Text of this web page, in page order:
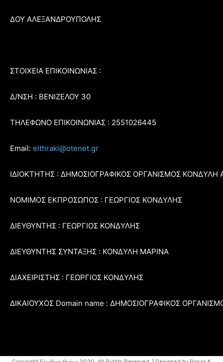
ΔΟΥ ΑΛΕΞΑΝΔΡΟΥΠΟΛΗΣ
ΣΤΟΙΧΕΙΑ ΕΠΙΚΟΙΝΩΝΙΑΣ :
Δ/ΝΣΗ : ΒΕΝΙΖΕΛΟΥ 30
ΤΗΛΕΦΩΝΟ ΕΠΙΚΟΙΝΩΝΙΑΣ : 2551026445
Email: elthraki@otenet.gr
ΙΔΙΟΚΤΗΤΗΣ : ΔΗΜΟΣΙΟΓΡΑΦΙΚΟΣ ΟΡΓΑΝΙΣΜΟΣ ΚΟΝΔΥΛΗ
ΝΟΜΙΜΟΣ ΕΚΠΡΟΣΩΠΟΣ : ΓΕΩΡΓΙΟΣ ΚΟΝΔΥΛΗΣ
ΔΙΕΥΘΥΝΤΗΣ : ΓΕΩΡΓΙΟΣ ΚΟΝΔΥΛΗΣ
ΔΙΕΥΘΥΝΤΗΣ ΣΥΝΤΑΞΗΣ : ΚΟΝΔΥΛΗ ΜΑΡΙΝΑ
ΔΙΑΧΕΙΡΙΣΤΗΣ : ΓΕΩΡΓΙΟΣ ΚΟΝΔΥΛΗΣ
ΔΙΚΑΙΟΥΧΟΣ Domain name : ΔΗΜΟΣΙΟΓΡΑΦΙΚΟΣ